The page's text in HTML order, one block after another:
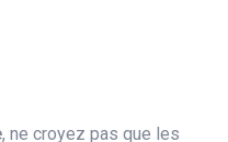
, ne croyez pas que les